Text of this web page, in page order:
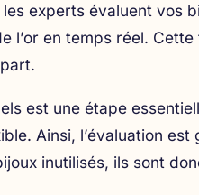
experts évaluent vos
l’or en temps réel.
est une étape
Ainsi, l’évaluation
inutilisés, ils sont